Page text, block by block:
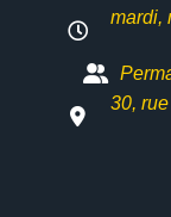
mardi,
30,